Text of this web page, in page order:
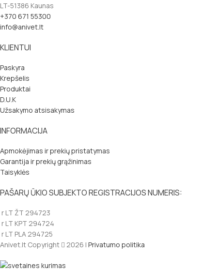
LT-51386 Kaunas
+370 671 55300
info@anivet.lt
KLIENTUI
Paskyra
Krepšelis
Produktai
D.U.K
Užsakymo atsisakymas
INFORMACIJA
Apmokėjimas ir prekių pristatymas
Garantija ir prekių grąžinimas
Taisyklės
PAŠARŲ ŪKIO SUBJEKTO REGISTRACIJOS NUMERIS:
r LT ŽT 294723
r LT KPT 294724
r LT PLA 294725
Anivet.lt Copyright
2026 | Privatumo politika